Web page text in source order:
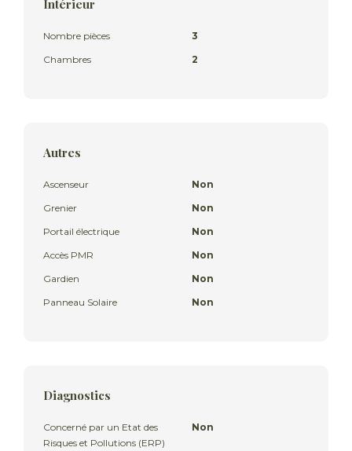
Intérieur
Nombre pièces
3
Chambres
2
Autres
Ascenseur
Non
Grenier
Non
Portail électrique
Non
Accès PMR
Non
Gardien
Non
Panneau Solaire
Non
Diagnostics
Concerné par un Etat des
Risques et Pollutions (ERP)
Non